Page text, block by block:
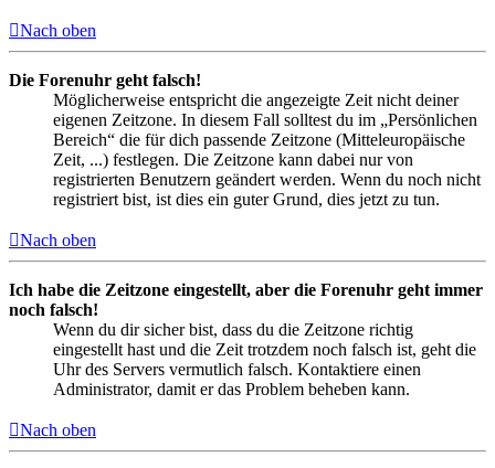
Nach oben
Die Forenuhr geht falsch!
Möglicherweise entspricht die angezeigte Zeit nicht deiner
eigenen Zeitzone. In diesem Fall solltest du im „Persönlichen
Bereich“ die für dich passende Zeitzone (Mitteleuropäische
Zeit, ...) festlegen. Die Zeitzone kann dabei nur von
registrierten Benutzern geändert werden. Wenn du noch nicht
registriert bist, ist dies ein guter Grund, dies jetzt zu tun.
Nach oben
Ich habe die Zeitzone eingestellt, aber die Forenuhr geht immer
noch falsch!
Wenn du dir sicher bist, dass du die Zeitzone richtig
eingestellt hast und die Zeit trotzdem noch falsch ist, geht die
Uhr des Servers vermutlich falsch. Kontaktiere einen
Administrator, damit er das Problem beheben kann.
Nach oben